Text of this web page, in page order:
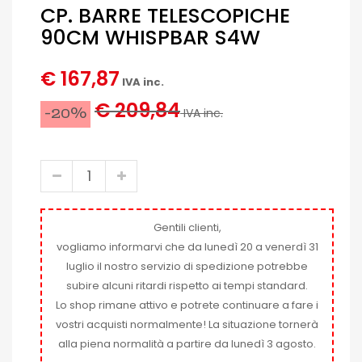
CP. BARRE TELESCOPICHE
90CM WHISPBAR S4W
€ 167,87 IVA inc.
-20% € 209,84IVA inc.
Gentili clienti,
vogliamo informarvi che da lunedì 20 a venerdì 31
luglio il nostro servizio di spedizione potrebbe
subire alcuni ritardi rispetto ai tempi standard.
Lo shop rimane attivo e potrete continuare a fare i
vostri acquisti normalmente! La situazione tornerà
alla piena normalità a partire da lunedì 3 agosto.